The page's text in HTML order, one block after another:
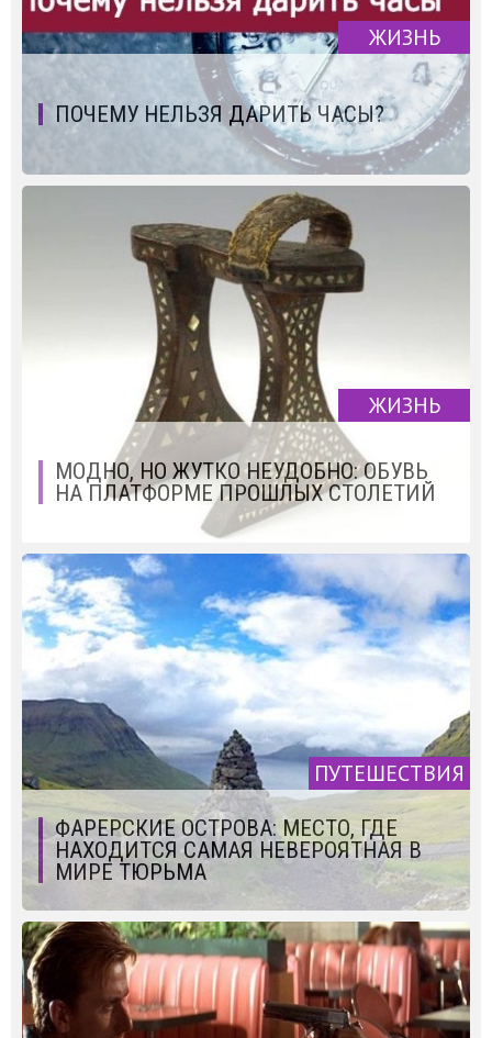
ЖИЗНЬ
ПОЧЕМУ НЕЛЬЗЯ ДАРИТЬ ЧАСЫ?
ЖИЗНЬ
МОДНО, НО ЖУТКО НЕУДОБНО: ОБУВЬ
НА ПЛАТФОРМЕ ПРОШЛЫХ СТОЛЕТИЙ
ПУТЕШЕСТВИЯ
ФАРЕРСКИЕ ОСТРОВА: МЕСТО, ГДЕ
НАХОДИТСЯ САМАЯ НЕВЕРОЯТНАЯ В
МИРЕ ТЮРЬМА